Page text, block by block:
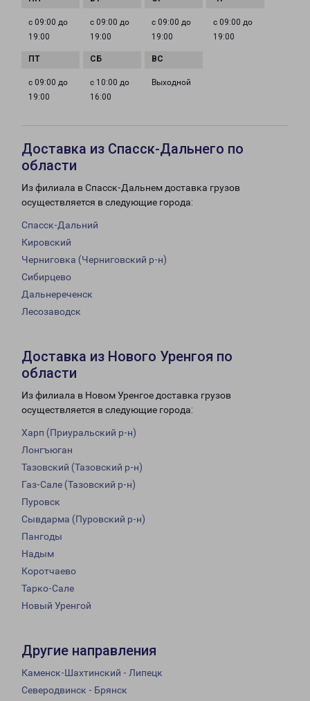
с 09:00 до
19:00
с 09:00 до
19:00
с 09:00 до
19:00
с 09:00 до
19:00
с 09:00 до
19:00
с 10:00 до
16:00
Выходной
Доставка из Спасск-Дальнего по
области
Из филиала в Спасск-Дальнем доставка грузов
осуществляется в следующие города:
Спасск-Дальний
Кировский
Черниговка (Черниговский р-н)
Сибирцево
Дальнереченск
Лесозаводск
Доставка из Нового Уренгоя по
области
Из филиала в Новом Уренгое доставка грузов
осуществляется в следующие города:
Харп (Приуральский р-н)
Лонгъюган
Тазовский (Тазовский р-н)
Газ-Сале (Тазовский р-н)
Пуровск
Сывдарма (Пуровский р-н)
Пангоды
Надым
Коротчаево
Тарко-Сале
Новый Уренгой
Другие направления
Каменск-Шахтинский - Липецк
Северодвинск - Брянск